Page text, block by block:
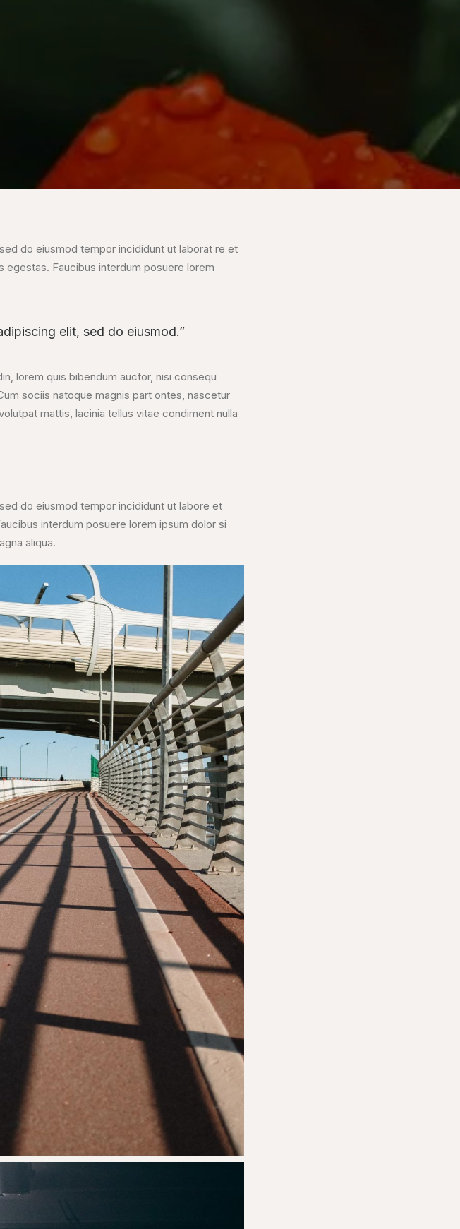
do eiusmod tempor incididunt ut laborat re et
egestas. Faucibus interdum posuere lorem
elit, sed do eiusmod.”
lorem quis bibendum auctor, nisi consequ
sociis natoque magnis part ontes, nascetur
mattis, lacinia tellus vitae condiment nulla
do eiusmod tempor incididunt ut labore et
interdum posuere lorem ipsum dolor si
aliqua.